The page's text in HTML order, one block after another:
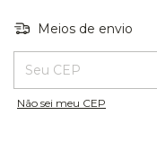
Meios de envio
Entregas para o CEP:
Não sei meu CEP